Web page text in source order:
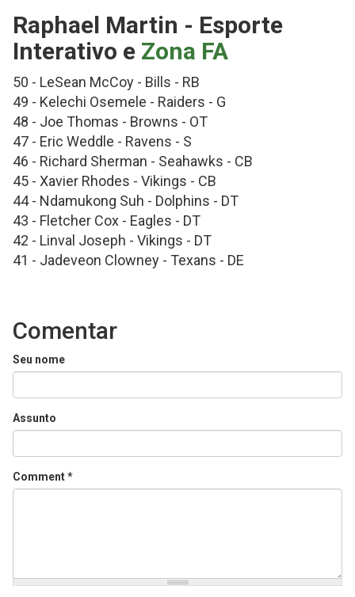
Raphael Martin - Esporte
Interativo e Zona FA
50 - LeSean McCoy - Bills - RB
49 - Kelechi Osemele - Raiders - G
48 - Joe Thomas - Browns - OT
47 - Eric Weddle - Ravens - S
46 - Richard Sherman - Seahawks - CB
45 - Xavier Rhodes - Vikings - CB
44 - Ndamukong Suh - Dolphins - DT
43 - Fletcher Cox - Eagles - DT
42 - Linval Joseph - Vikings - DT
41 - Jadeveon Clowney - Texans - DE
Comentar
Seu nome
Assunto
Comment*